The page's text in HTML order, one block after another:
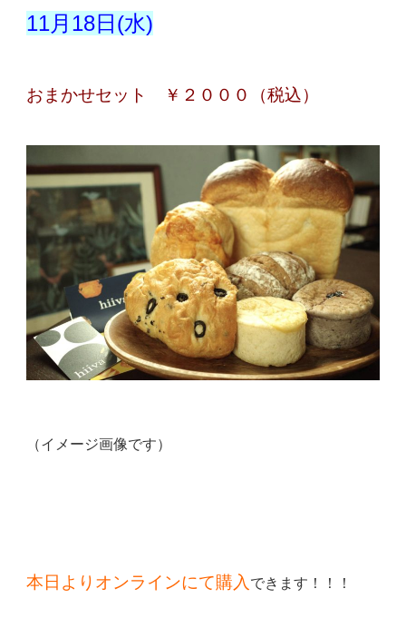
11月18日(水)
おまかせセット ￥２０００（税込）
（イメージ画像です）
本日よりオンラインにて購入 できます！！！